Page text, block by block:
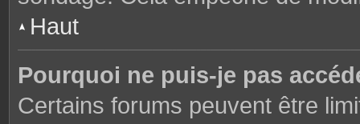
Haut
Pourquoi ne puis-je pas
Certains forums peuvent être